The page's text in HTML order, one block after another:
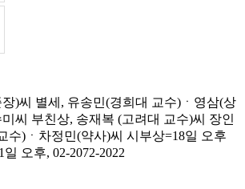
)씨 별세, 유송민(경희대 교수)ㆍ영삼(상
씨 부친상, 송재복 (고려대 교수)씨 장인
수)ㆍ차정민(약사)씨 시부상=18일 오후
오후, 02-2072-2022